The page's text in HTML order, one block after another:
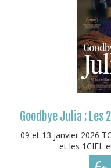
Goodbye Julia : Les
09 et 13 janvier 2026
et les 1CIEL